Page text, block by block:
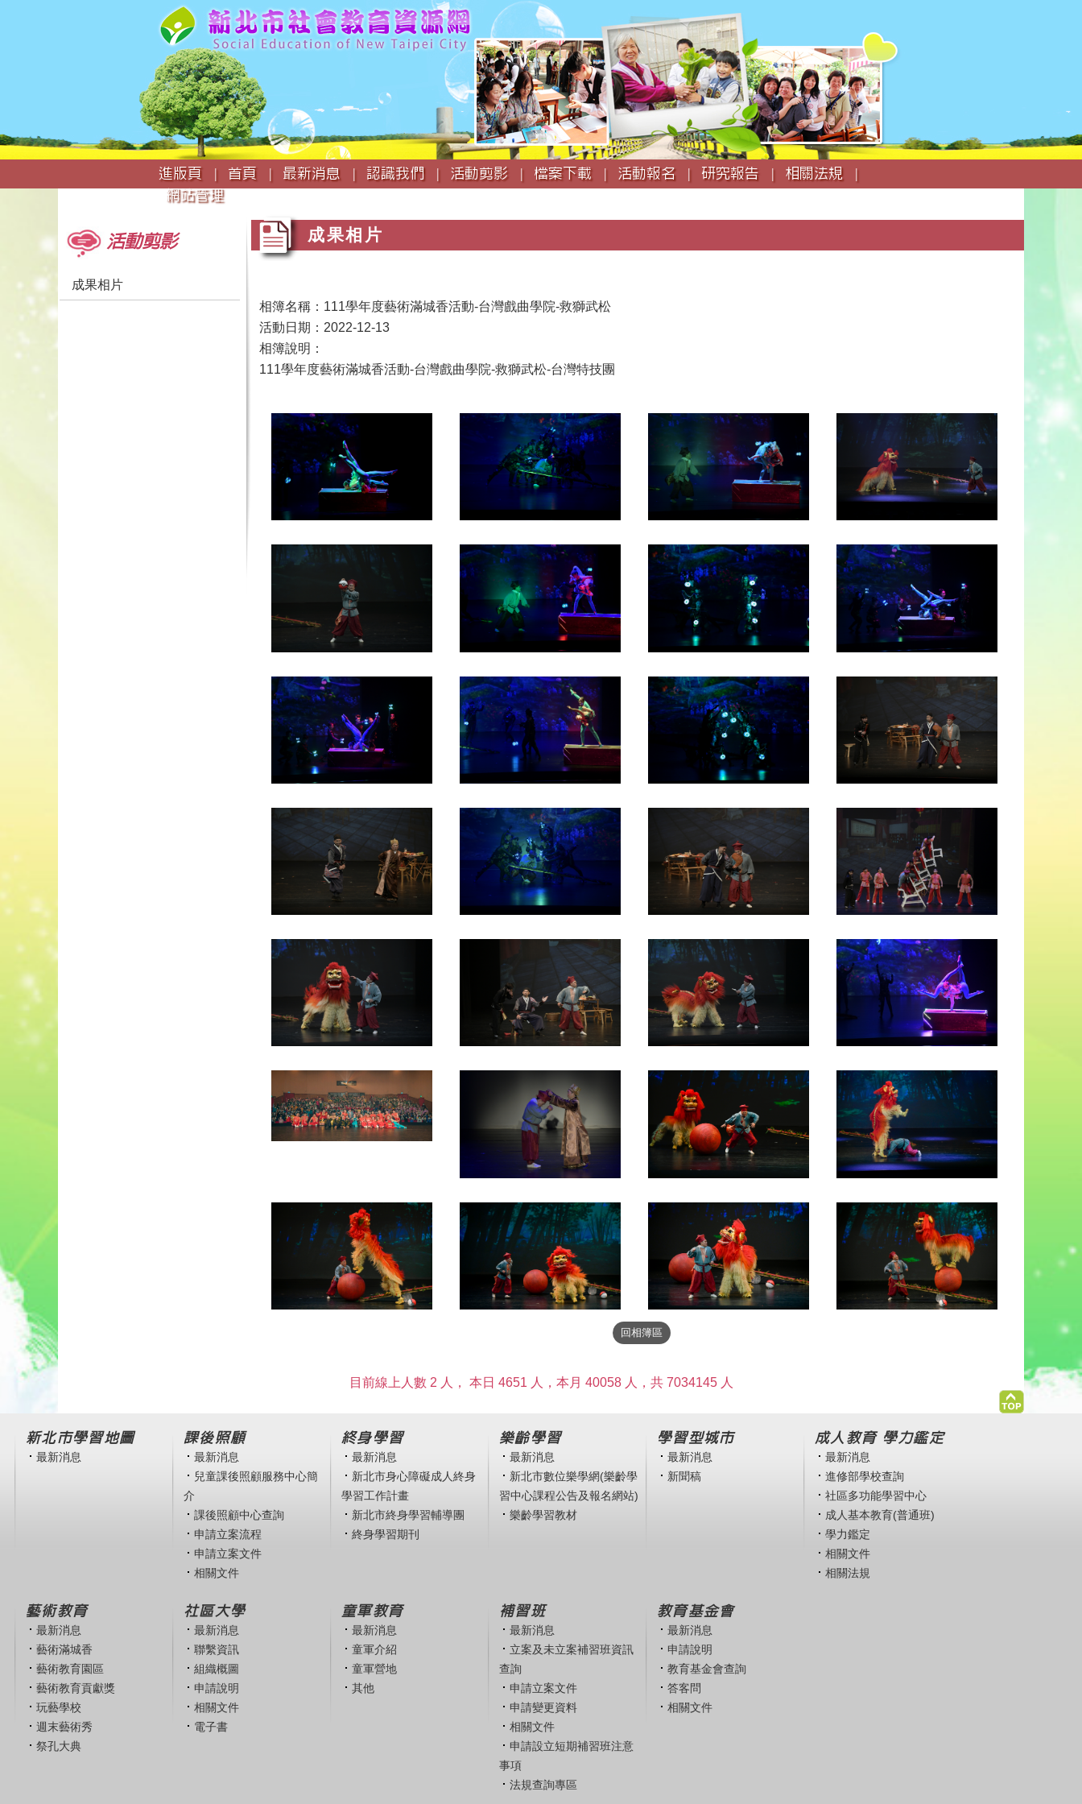
跳
到
主
要
內
容
:::
進版頁 |
首頁 | 最新消息 | 認識我們 | 活動剪影 | 檔案下載 | 活動報名 | 研究報告 |
相關法規 |
網站管理
活動剪影
成果相片
成果相片
相簿名稱：111學年度藝術滿城香活動-台灣戲曲學院-救獅武松
活動日期：2022-12-13
相簿說明：
111學年度藝術滿城香活動-台灣戲曲學院-救獅武松-台灣特技團
目前線上人數 2 人， 本日 4651 人，本月 40058 人，共 7034145 人
新北市學習地圖
最新消息
課後照顧
最新消息
兒童課後照顧服務中心簡
介
課後照顧中心查詢
申請立案流程
申請立案文件
相關文件
終身學習
最新消息
新北市身心障礙成人終身
學習工作計畫
新北市終身學習輔導團
終身學習期刊
樂齡學習
最新消息
新北市數位樂學網(樂齡學
習中心課程公告及報名網站)
樂齡學習教材
學習型城市
最新消息
新聞稿
成人教育 學力鑑定
最新消息
進修部學校查詢
社區多功能學習中心
成人基本教育(普通班)
學力鑑定
相關文件
相關法規
藝術教育
最新消息
藝術滿城香
藝術教育園區
藝術教育貢獻獎
玩藝學校
週末藝術秀
祭孔大典
社區大學
最新消息
聯繫資訊
組織概圖
申請說明
相關文件
電子書
童軍教育
最新消息
童軍介紹
童軍營地
其他
補習班
最新消息
立案及未立案補習班資訊
查詢
申請立案文件
申請變更資料
相關文件
申請設立短期補習班注意
事項
法規查詢專區
教育基金會
最新消息
申請說明
教育基金會查詢
答客問
相關文件